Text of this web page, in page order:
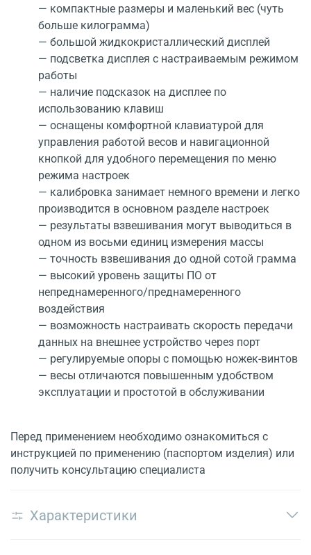
— компактные размеры и маленький вес (чуть
больше килограмма)
— большой жидкокристаллический дисплей
— подсветка дисплея с настраиваемым режимом
работы
— наличие подсказок на дисплее по
использованию клавиш
— оснащены комфортной клавиатурой для
управления работой весов и навигационной
кнопкой для удобного перемещения по меню
режима настроек
— калибровка занимает немного времени и легко
производится в основном разделе настроек
— результаты взвешивания могут выводиться в
одном из восьми единиц измерения массы
— точность взвешивания до одной сотой грамма
— высокий уровень защиты ПО от
непреднамеренного/преднамеренного
воздействия
— возможность настраивать скорость передачи
данных на внешнее устройство через порт
— регулируемые опоры с помощью ножек-винтов
— весы отличаются повышенным удобством
эксплуатации и простотой в обслуживании
Перед применением необходимо ознакомиться с
инструкцией по применению (паспортом изделия) или
получить консультацию специалиста
Характеристики